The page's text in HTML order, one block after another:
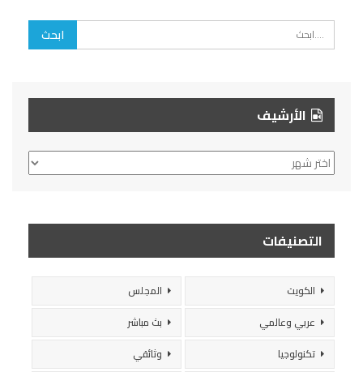
الأرشيف
الأرشيف
التصنيفات
الكويت
المجلس
عربي وعالمي
بث مباشر
تكنولوجيا
وثائقي